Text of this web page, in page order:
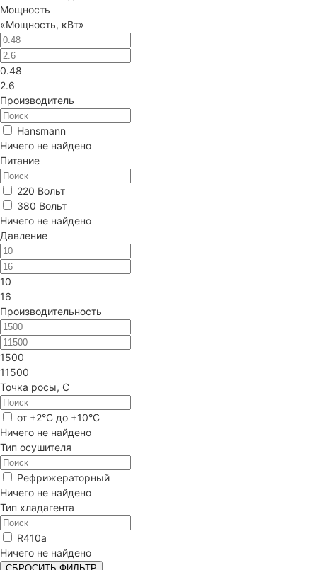
Мощность
«Мощность, кВт»
0.48
2.6
Производитель
Hansmann
Ничего не найдено
Питание
220 Вольт
380 Вольт
Ничего не найдено
Давление
10
16
Производительность
1500
11500
Точка росы, С
от +2°C до +10°C
Ничего не найдено
Тип осушителя
Рефрижераторный
Ничего не найдено
Тип хладагента
R410a
Ничего не найдено
СБРОСИТЬ ФИЛЬТР